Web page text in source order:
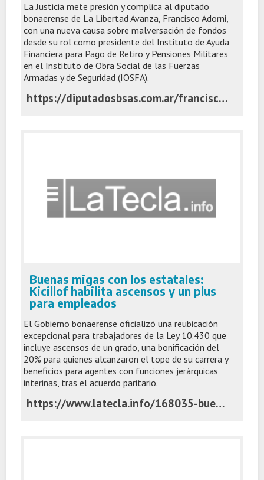
La Justicia mete presión y complica al diputado
bonaerense de La Libertad Avanza, Francisco Adorni,
con una nueva causa sobre malversación de fondos
desde su rol como presidente del Instituto de Ayuda
Financiera para Pago de Retiro y Pensiones Militares
en el Instituto de Obra Social de las Fuerzas
Armadas y de Seguridad (IOSFA).
https://diputadosbsas.com.ar/francisco-adorni-causa-malversacion-de-fondos/
Buenas migas con los estatales:
Kicillof habilita ascensos y un plus
para empleados
El Gobierno bonaerense oficializó una reubicación
excepcional para trabajadores de la Ley 10.430 que
incluye ascensos de un grado, una bonificación del
20% para quienes alcanzaron el tope de su carrera y
beneficios para agentes con funciones jerárquicas
interinas, tras el acuerdo paritario.
https://www.latecla.info/168035-buenas-migas-con-los-estatales-kicillof-habilita-ascensos-y-un-plus-para-empleados-publicos